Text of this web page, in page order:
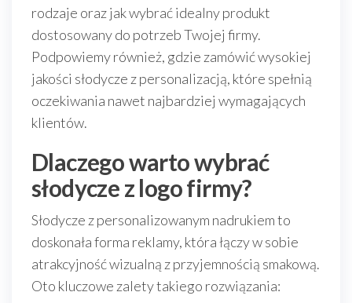
rodzaje oraz jak wybrać idealny produkt
dostosowany do potrzeb Twojej firmy.
Podpowiemy również, gdzie zamówić wysokiej
jakości słodycze z personalizacją, które spełnią
oczekiwania nawet najbardziej wymagających
klientów.
Dlaczego warto wybrać
słodycze z logo firmy?
Słodycze z personalizowanym nadrukiem to
doskonała forma reklamy, która łączy w sobie
atrakcyjność wizualną z przyjemnością smakową.
Oto kluczowe zalety takiego rozwiązania: